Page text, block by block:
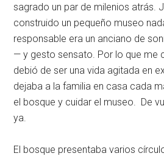
sagrado un par de milenios atrás.
construido un pequeño museo
responsable era un anciano de
— y gesto sensato. Por lo que me
debió de ser una vida agitada en
dejaba a la familia en casa cada
el bosque y cuidar el museo. De
ya.
El bosque presentaba varios